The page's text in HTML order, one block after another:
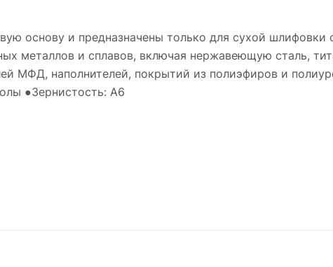
основу и предназначены только для сухой
металлов и сплавов, включая нержавеющую сталь,
МФД, наполнителей, покрытий из полиэфиров и
●Зернистость: А6